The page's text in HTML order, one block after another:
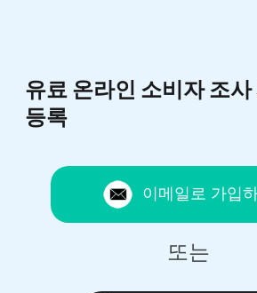
유료 온라인 소비자 조
등록
이메일로 가입
또는